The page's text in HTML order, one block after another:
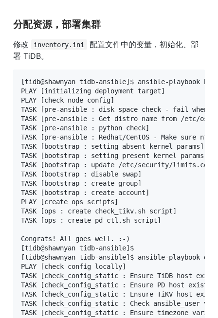
分配资源，部署集群
修改 inventory.ini
配置文件中的变量，初始化、部
署 TiDB。
[tidb@shawnyan tidb-ansible]$ ansible-playbook
PLAY [initializing deployment target]
PLAY [check node config]
TASK [pre-ansible : disk space check - fail
TASK [pre-ansible : Get distro name from /etc/
TASK [pre-ansible : python check]
TASK [pre-ansible : Redhat/CentOS - Make sure
TASK [bootstrap : setting absent kernel params]
TASK [bootstrap : setting present kernel params]
TASK [bootstrap : update /etc/security/
TASK [bootstrap : disable swap]
TASK [bootstrap : create group]
TASK [bootstrap : create account]
PLAY [create ops scripts]
TASK [ops : create check_tikv.sh script]
TASK [ops : create pd-ctl.sh script]
Congrats! All goes well. :-)
[tidb@shawnyan tidb-ansible]$
[tidb@shawnyan tidb-ansible]$ ansible-playbook
PLAY [check config locally]
TASK [check_config_static : Ensure TiDB host
TASK [check_config_static : Ensure PD host
TASK [check_config_static : Ensure TiKV host
TASK [check_config_static : Check ansible_user
TASK [check_config_static : Ensure timezone